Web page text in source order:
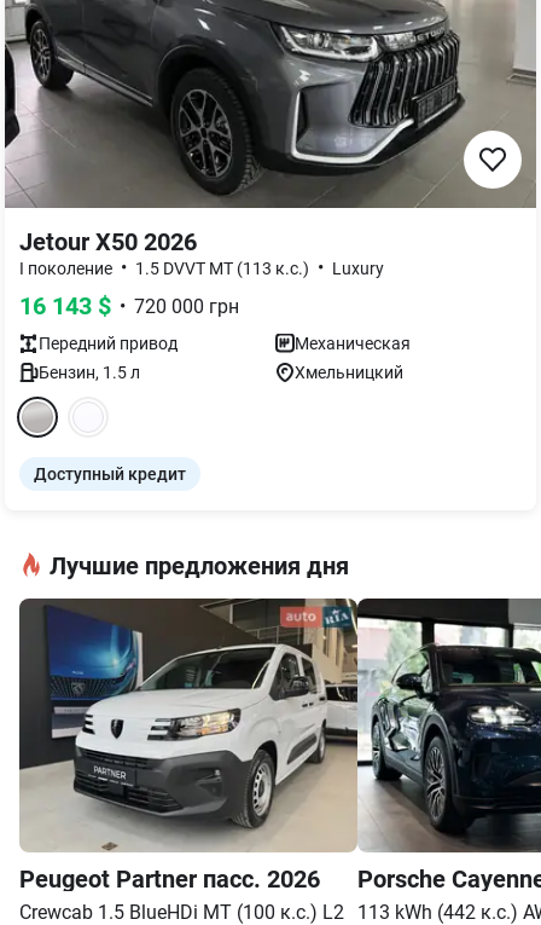
Jetour X50 2026
I поколение • 1.5 DVVT MT (113 к.с.) • Luxury
16 143 $ • 720 000 грн
Передний привод
Механическая
Бензин, 1.5л Хмельницкий
Доступный кредит
Лучшие предложения дня
Peugeot Partner пасс. 2026
Crewcab 1.5 BlueHDi MT (100 к.с.) L2
Porsche
113 kWh (442 к.с.)